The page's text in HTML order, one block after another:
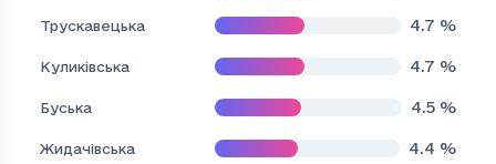
Трускавецька 4.7 %
Куликівська 4.7 %
Буська 4.5 %
Жидачівська 4.4 %